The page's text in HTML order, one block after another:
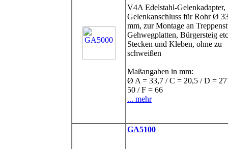
V4A Edelstahl-Gelenkadapter,
Gelenkanschluss für Rohr Ø
mm, zur Montage an
Gehwegplatten, Bürgersteig
Stecken und Kleben, ohne zu
schweißen
Maßangaben in mm:
Ø A = 33,7 / C = 20,5 / D =
50 / F = 66
... mehr
GA5100